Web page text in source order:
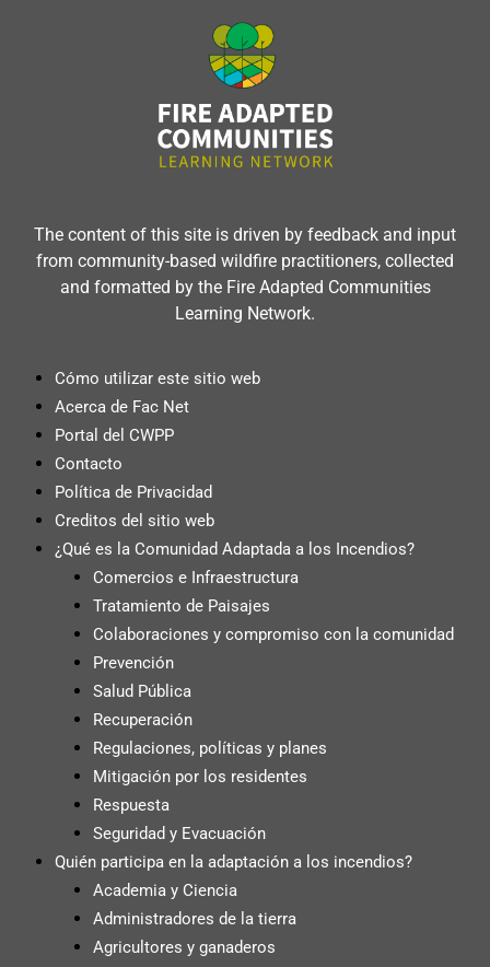
The content of this site is driven by feedback and input
from community-based wildfire practitioners, collected
and formatted by the Fire Adapted Communities
Learning Network.
Cómo utilizar este sitio web
Acerca de Fac Net
Portal del CWPP
Contacto
Política de Privacidad
Creditos del sitio web
¿Qué es la Comunidad Adaptada a los Incendios?
Comercios e Infraestructura
Tratamiento de Paisajes
Colaboraciones y compromiso con la comunidad
Prevención
Salud Pública
Recuperación
Regulaciones, políticas y planes
Mitigación por los residentes
Respuesta
Seguridad y Evacuación
Quién participa en la adaptación a los incendios?
Academia y Ciencia
Administradores de la tierra
Agricultores y ganaderos